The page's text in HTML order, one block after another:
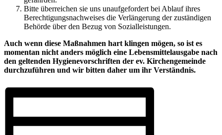
Bitte überreichen sie uns unaufgefordert bei Ablauf ihres
Berechtigungsnachweises die Verlängerung der zuständigen
Behörde über den Bezug von Sozialleistungen.
Auch wenn diese Maßnahmen hart klingen mögen, so ist es
momentan nicht anders möglich eine Lebensmittelausgabe nach
den geltenden Hygienevorschriften der ev. Kirchengemeinde
durchzuführen und wir bitten daher um ihr Verständnis.